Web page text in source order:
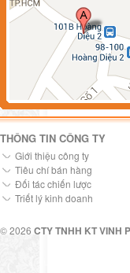
THÔNG TIN CÔNG TY
Giới thiệu công ty
Tiêu chí bán hàng
Đối tác chiến lược
Triết lý kinh doanh
© 2026 CTY TNHH KT VINH